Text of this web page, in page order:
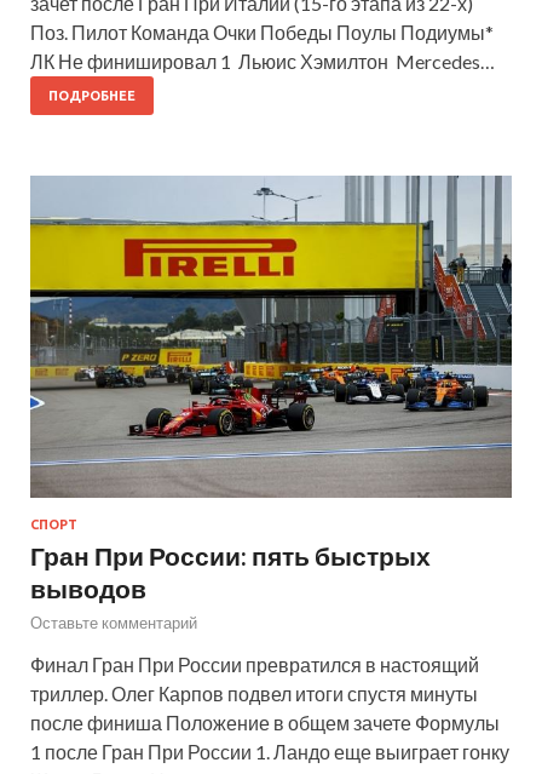
Поз. Пилот Команда Очки Победы Поулы Подиумы*
ЛК Не финишировал 1 Льюис Хэмилтон Mercedes…
ПОДРОБНЕЕ
СПОРТ
Гран При России: пять быстрых
выводов
Оставьте комментарий
Финал Гран При России превратился в настоящий
триллер. Олег Карпов подвел итоги спустя минуты
после финиша Положение в общем зачете Формулы
1 после Гран При России 1. Ландо еще выиграет гонку